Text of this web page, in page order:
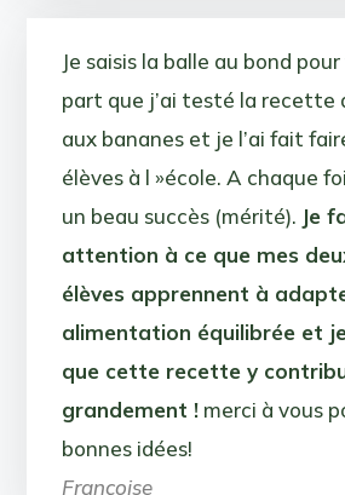
Je saisis la balle au bond
part que j’ai testé la recette
aux bananes et je l’ai fait
élèves à l »école. A chaque
un beau succès (mérité). Je
attention à ce que mes
élèves apprennent à
alimentation équilibrée et
que cette recette y
grandement !merci à vous
bonnes idées!
Françoise